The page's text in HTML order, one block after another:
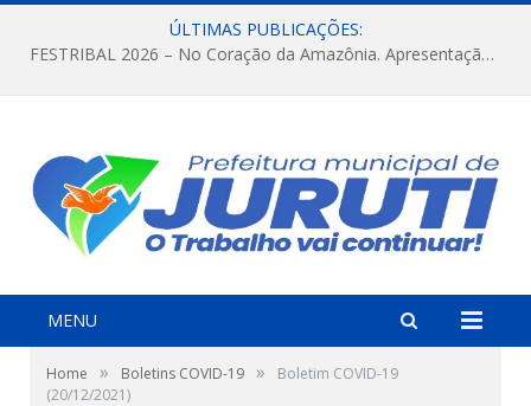
ÚLTIMAS PUBLICAÇÕES:
FESTRIBAL 2026 – No Coração da Amazônia. Apresentação da Munduruku.
MENU
Home » Boletins COVID-19 »
Boletim COVID-19
(20/12/2021)